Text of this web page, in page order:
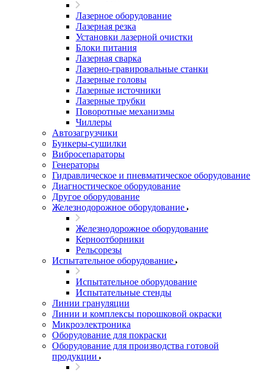
Лазерное оборудование
Лазерная резка
Установки лазерной очистки
Блоки питания
Лазерная сварка
Лазерно-гравировальные станки
Лазерные головы
Лазерные источники
Лазерные трубки
Поворотные механизмы
Чиллеры
Автозагрузчики
Бункеры-сушилки
Вибросепараторы
Генераторы
Гидравлическое и пневматическое оборудование
Диагностическое оборудование
Другое оборудование
Железнодорожное оборудование
Железнодорожное оборудование
Керноотборники
Рельсорезы
Испытательное оборудование
Испытательное оборудование
Испытательные стенды
Линии грануляции
Линии и комплексы порошковой окраски
Микроэлектроника
Оборудование для покраски
Оборудование для производства готовой
продукции